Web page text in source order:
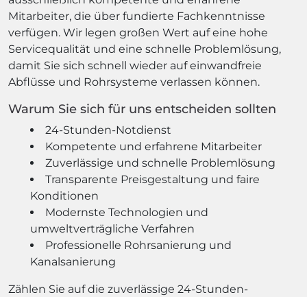
Mitarbeiter, die über fundierte Fachkenntnisse
verfügen. Wir legen großen Wert auf eine hohe
Servicequalität und eine schnelle Problemlösung,
damit Sie sich schnell wieder auf einwandfreie
Abflüsse und Rohrsysteme verlassen können.
Warum Sie sich für uns entscheiden sollten
24-Stunden-Notdienst
Kompetente und erfahrene Mitarbeiter
Zuverlässige und schnelle Problemlösung
Transparente Preisgestaltung und faire
Konditionen
Modernste Technologien und
umweltverträgliche Verfahren
Professionelle Rohrsanierung und
Kanalsanierung
Zählen Sie auf die zuverlässige 24-Stunden-